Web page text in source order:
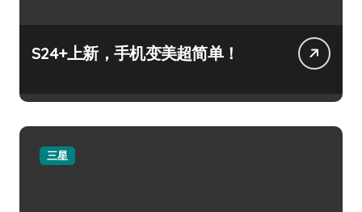
S24+上新，手机变美超简单！
三星